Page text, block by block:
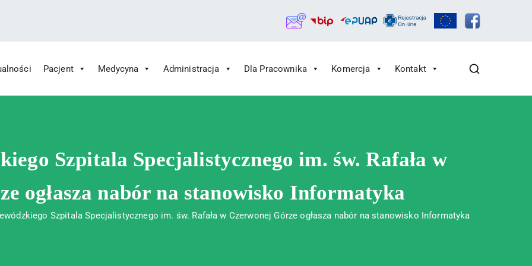
Św. Rafała w Czerwonej Górze
Rafała w Czerwonej Górze
Pacjent Medycyna Administracja Dla Pracownika Komercja Kontakt
Szpitala Specjalistycznego im. św. Rafała w
ogłasza nabór na stanowisko Informatyka
Szpitala Specjalistycznego im. św. Rafała w Czerwonej Górze ogłasza nabór na stanowisko Informatyka